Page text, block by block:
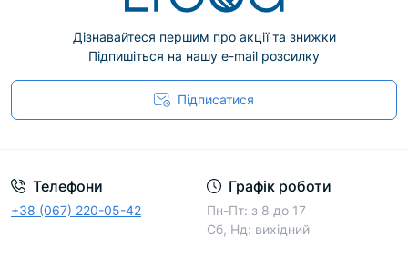
Дізнавайтеся першим про акції та знижки
Підпишіться на нашу e-mail розсилку
Підписатися
Телефони
+38 (067) 220-05-42
Графік роботи
Пн-Пт: з 8 до 17
Сб, Нд: вихідний